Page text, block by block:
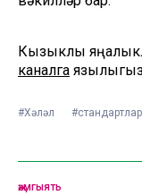
Кызыклы
каналга язылыгыз
#Хәләл #стандартлар
җәмгыять